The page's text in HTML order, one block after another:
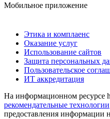
Мобильное приложение
Этика и комплаенс
Оказание услуг
Использование сайтов
Защита персональных
Пользовательское
ИТ аккредитация
На информационном ресурсе
рекомендательные технологии
предоставления информации